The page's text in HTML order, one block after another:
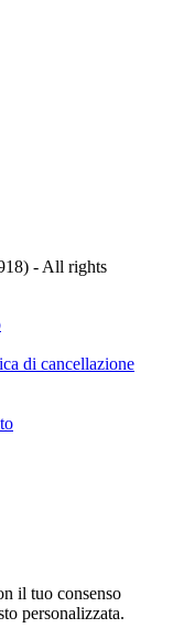
- All rights
di cancellazione
il tuo consenso
personalizzata.